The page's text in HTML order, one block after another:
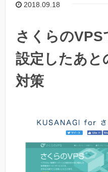
2018.09.18
さくらの
設定したあと
対策